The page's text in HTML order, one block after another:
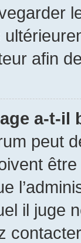
afin
a-t-il
peut
il juge